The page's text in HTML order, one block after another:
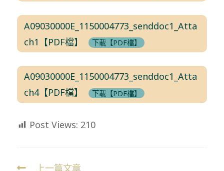
A09030000E_1150004773_senddoc1_Atta
ch1【PDF檔】
下載【PDF檔】
A09030000E_1150004773_senddoc1_Atta
ch4【PDF檔】
下載【PDF檔】
Post Views: 210
上一篇文章